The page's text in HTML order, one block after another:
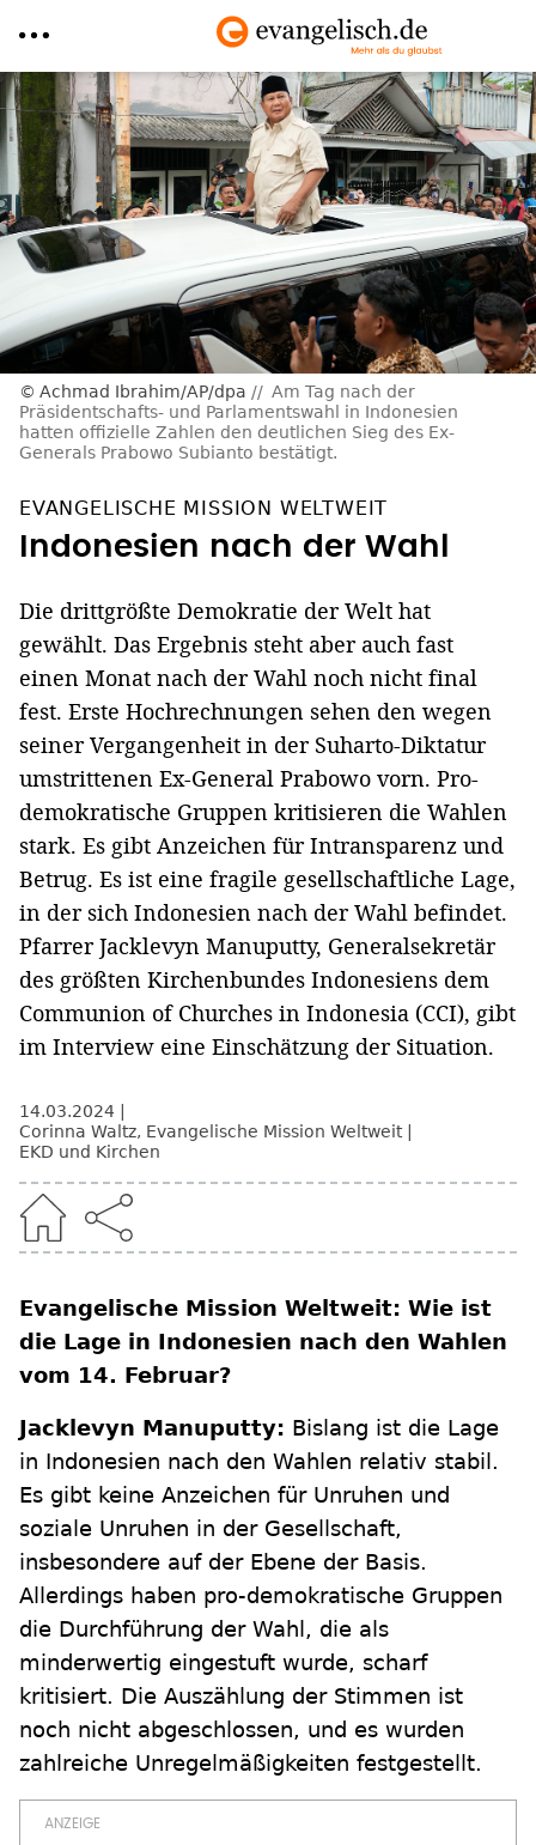
Direkt
zum
Inhalt
Achmad Ibrahim/AP/dpa
Am Tag nach der
Präsidentschafts- und Parlamentswahl in Indonesien
hatten offizielle Zahlen den deutlichen Sieg des Ex-
Generals Prabowo Subianto bestätigt.
EVANGELISCHE MISSION WELTWEIT
Indonesien nach der Wahl
Die drittgrößte Demokratie der Welt hat
gewählt. Das Ergebnis steht aber auch fast
einen Monat nach der Wahl noch nicht final
fest. Erste Hochrechnungen sehen den wegen
seiner Vergangenheit in der Suharto-Diktatur
umstrittenen Ex-General Prabowo vorn. Pro-
demokratische Gruppen kritisieren die Wahlen
stark. Es gibt Anzeichen für Intransparenz und
Betrug. Es ist eine fragile gesellschaftliche Lage,
in der sich Indonesien nach der Wahl befindet.
Pfarrer Jacklevyn Manuputty, Generalsekretär
des größten Kirchenbundes Indonesiens dem
Communion of Churches in Indonesia (CCI), gibt
im Interview eine Einschätzung der Situation.
14.03.2024
Corinna Waltz, Evangelische Mission Weltweit
EKD und Kirchen
Evangelische Mission Weltweit: Wie ist
die Lage in Indonesien nach den Wahlen
vom 14. Februar?
Jacklevyn Manuputty: Bislang ist die Lage
in Indonesien nach den Wahlen relativ stabil.
Es gibt keine Anzeichen für Unruhen und
soziale Unruhen in der Gesellschaft,
insbesondere auf der Ebene der Basis.
Allerdings haben pro-demokratische Gruppen
die Durchführung der Wahl, die als
minderwertig eingestuft wurde, scharf
kritisiert. Die Auszählung der Stimmen ist
noch nicht abgeschlossen, und es wurden
zahlreiche Unregelmäßigkeiten festgestellt.